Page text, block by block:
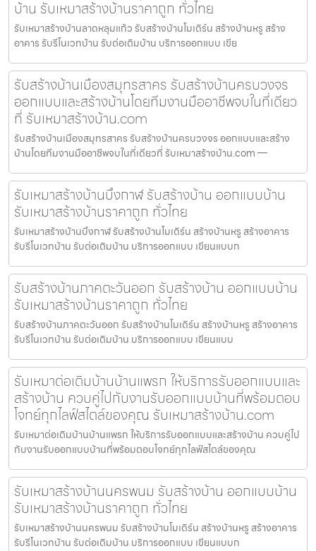
บ้าน รับเหมาสร้างบ้านราคาถูก ทั่วไทย
รับเหมาสร้างบ้านลาดหลุมแก้ว รับสร้างบ้านโมเดิร์น สร้างบ้านหรู สร้าง
อาคาร รับรีโนเวทบ้าน รับต่อเติมบ้าน บริการออกแบบ เขีย
รับสร้างบ้านเมืองสมุทรสาคร รับสร้างบ้านครบวงจร
ออกแบบและสร้างบ้านโดยทีมงานมืออาชีพจบในที่เดียว
ที่ รับเหมาสร้างบ้าน.com
รับสร้างบ้านเมืองสมุทรสาคร รับสร้างบ้านครบวงจร ออกแบบและสร้าง
บ้านโดยทีมงานมืออาชีพจบในที่เดียวที่ รับเหมาสร้างบ้าน.com —
รับเหมาสร้างบ้านบึงกาฬ รับสร้างบ้าน ออกแบบบ้าน
รับเหมาสร้างบ้านราคาถูก ทั่วไทย
รับเหมาสร้างบ้านบึงกาฬ รับสร้างบ้านโมเดิร์น สร้างบ้านหรู สร้างอาคาร
รับรีโนเวทบ้าน รับต่อเติมบ้าน บริการออกแบบ เขียนแบบก
รับสร้างบ้านภาคตะวันออก รับสร้างบ้าน ออกแบบบ้าน
รับเหมาสร้างบ้านราคาถูก ทั่วไทย
รับสร้างบ้านภาคตะวันออก รับสร้างบ้านโมเดิร์น สร้างบ้านหรู สร้างอาคาร
รับรีโนเวทบ้าน รับต่อเติมบ้าน บริการออกแบบ เขียนแบบ
รับเหมาต่อเติมบ้านบ้านแพรก ให้บริการรับออกแบบและ
สร้างบ้าน ควบคู่ไปกับงานรับออกแบบบ้านที่พร้อมตอบ
โจทย์ทุกไลฟ์สไตล์ของคุณ รับเหมาสร้างบ้าน.com
รับเหมาต่อเติมบ้านบ้านแพรก ให้บริการรับออกแบบและสร้างบ้าน ควบคู่ไป
กับงานรับออกแบบบ้านที่พร้อมตอบโจทย์ทุกไลฟ์สไตล์ของคุณ
รับเหมาสร้างบ้านนครพนม รับสร้างบ้าน ออกแบบบ้าน
รับเหมาสร้างบ้านราคาถูก ทั่วไทย
รับเหมาสร้างบ้านนครพนม รับสร้างบ้านโมเดิร์น สร้างบ้านหรู สร้างอาคาร
รับรีโนเวทบ้าน รับต่อเติมบ้าน บริการออกแบบ เขียนแบบก